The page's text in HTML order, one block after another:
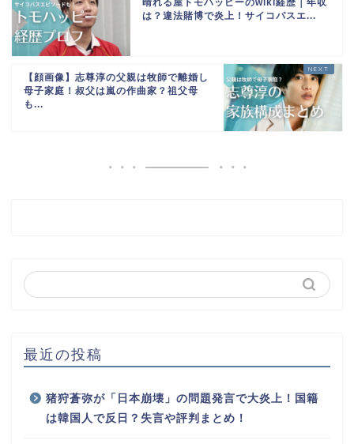
は？違法賭博で炎上！サイコパスエ...
【顔画像】志尊淳の父親は牧師で離婚し
母子家庭！叔父は嵐の作曲家？祖父母
も...
最近の投稿
猪狩蒼弥が「日本崩壊」の問題発言で大炎上！国籍
は韓国人で反日？失言や評判まとめ！